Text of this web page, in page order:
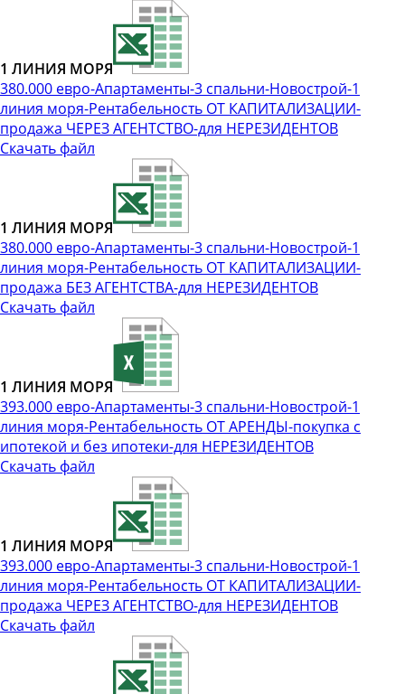
1 ЛИНИЯ МОРЯ
380.000 евро-Апартаменты-3 спальни-Новострой-1
линия моря-Рентабельность ОТ КАПИТАЛИЗАЦИИ-
продажа ЧЕРЕЗ АГЕНТСТВО-для НЕРЕЗИДЕНТОВ
Скачать файл
1 ЛИНИЯ МОРЯ
380.000 евро-Апартаменты-3 спальни-Новострой-1
линия моря-Рентабельность ОТ КАПИТАЛИЗАЦИИ-
продажа БЕЗ АГЕНТСТВА-для НЕРЕЗИДЕНТОВ
Скачать файл
1 ЛИНИЯ МОРЯ
393.000 евро-Апартаменты-3 спальни-Новострой-1
линия моря-Рентабельность ОТ АРЕНДЫ-покупка с
ипотекой и без ипотеки-для НЕРЕЗИДЕНТОВ
Скачать файл
1 ЛИНИЯ МОРЯ
393.000 евро-Апартаменты-3 спальни-Новострой-1
линия моря-Рентабельность ОТ КАПИТАЛИЗАЦИИ-
продажа ЧЕРЕЗ АГЕНТСТВО-для НЕРЕЗИДЕНТОВ
Скачать файл